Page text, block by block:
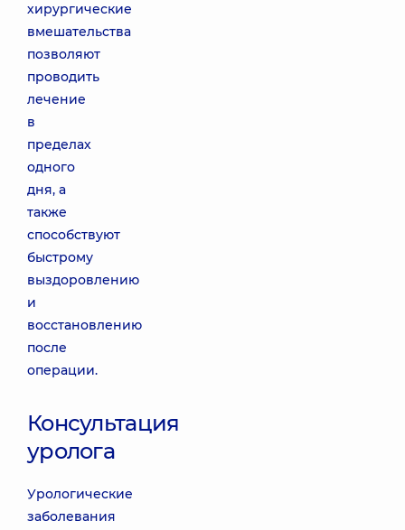
хирургические
вмешательства
позволяют
проводить
лечение
в
пределах
одного
дня, а
также
способствуют
быстрому
выздоровлению
и
восстановлению
после
операции.
Консультация
уролога
Урологические
заболевания